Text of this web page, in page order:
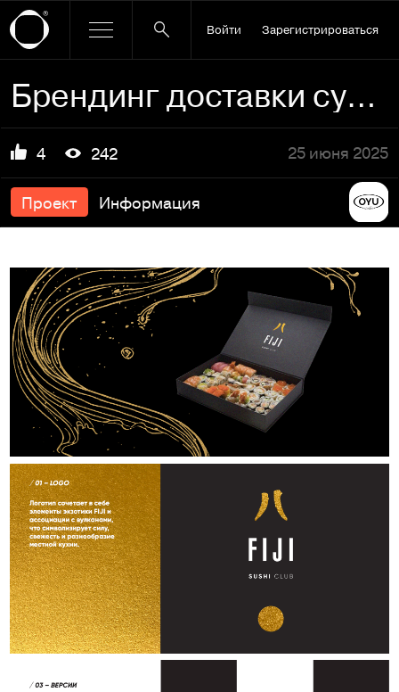
Войти Зарегистрироваться
Брендинг доставки суши / FIJI Sushi Club
4 242 25 июня 2025
Проект Информация